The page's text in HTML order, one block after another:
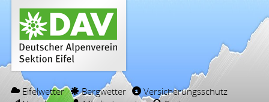
Eifelwetter Bergwetter
Versicherungsschutz